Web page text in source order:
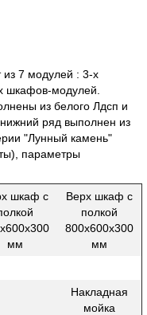
из 7 модулей : 3-х
шкафов-модулей.
из белого Лдсп и
ряд выполнен из
"Лунный камень"
параметры
шкаф с
мм
Верх шкаф с
полкой
800х600х300
мм
Накладная
мойка